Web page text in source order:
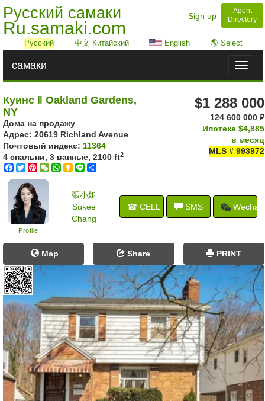
Русский самаки
Ru.samaki.com
Sign up
Agent
Directory
Русский 中文 Китайский English 🌎 Select
Toggle
самаки
Куинс ‖ Oakland Gardens,
NY
Дома на продажу
Адрес: ‎20619 Richland Avenue
Почтовый индекс: 11364
4 спальни, 3 ванные, 2100 ft2
Facebook
TwitterPinterest
WeChat
WhatsApp
Kakao
Line
$1 288 000
124 600 000 ₽
Ипотека $4,885
в месяц
MLS # 993972
Profile
張小姐
Sukee
Chang
☎ CELL SMS Wechat
Map Share PRINT